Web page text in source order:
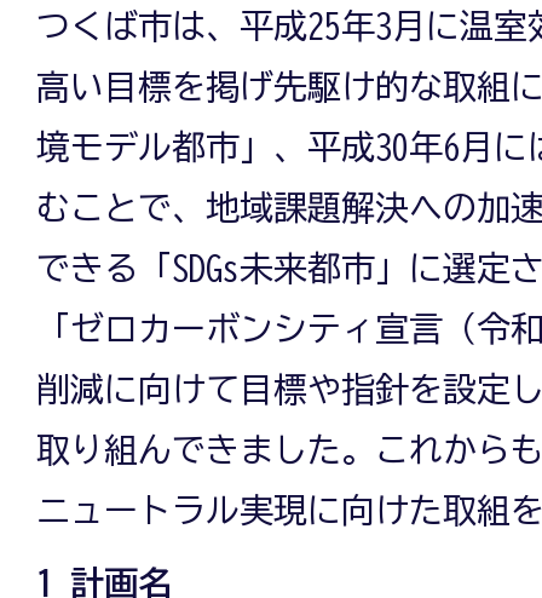
つくば市は、平成25年3月に温
高い目標を掲げ先駆け的な取組
境モデル都市」、平成30年6月に
むことで、地域課題解決への加
できる「SDGs未来都市」に選定
「ゼロカーボンシティ宣言（令
削減に向けて目標や指針を設定
取り組んできました。これから
ニュートラル実現に向けた取組
1 計画名